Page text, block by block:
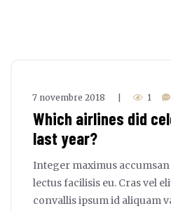
7 novembre 2018 1
Which airlines did
last year?
Integer maximus
lectus facilisis eu. Cras vel
convallis ipsum id aliquam